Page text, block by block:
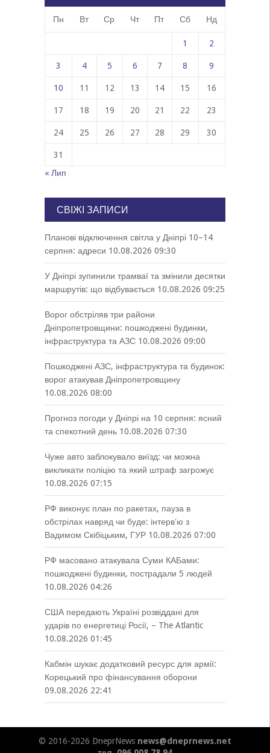
Пн Вт Ср Чт Пт Сб Нд
1 2
3 4 5 6 7 8 9
10 11 12 13 14 15 16
17 18 19 20 21 22 23
24 25 26 27 28 29 30
31
« Лип
СВІЖІ ЗАПИСИ
Планові відключення світла у Дніпрі 10–14
серпня: адреси 10.08.2026 09:30
У Дніпрі зупинили трамваї та змінили десятки
маршрутів: що відбувається 10.08.2026 09:25
Ворог обстріляв три райони
Дніпропетровщини: пошкоджені будинки,
інфраструктура та АЗС 10.08.2026 09:00
Пошкоджені АЗС, інфраструктура та будинок:
ворог атакував Дніпропетровщину
10.08.2026 08:00
Прогноз погоди у Дніпрі на 10 серпня: ясний
та спекотний день 10.08.2026 07:30
Чуже авто заблокувало виїзд: чи можна
викликати поліцію та який штраф загрожує
10.08.2026 07:15
РФ виконує план по ракетах, пауза в
обстрілах навряд чи буде: інтервʼю з
Вадимом Скібіцьким, ГУР 10.08.2026 07:00
РФ масовано атакувала Суми КАБами:
пошкоджені будинки, пострадали 5 людей
10.08.2026 04:26
США передають Україні розвіддані для
ударів по енергетиці Росії, – The Atlantic
10.08.2026 01:45
Кабмін шукає додатковий ресурс для армії:
Корецький про фінансування оборони
09.08.2026 22:41
© 2016-2026 DneprNews news@dneprnews.net